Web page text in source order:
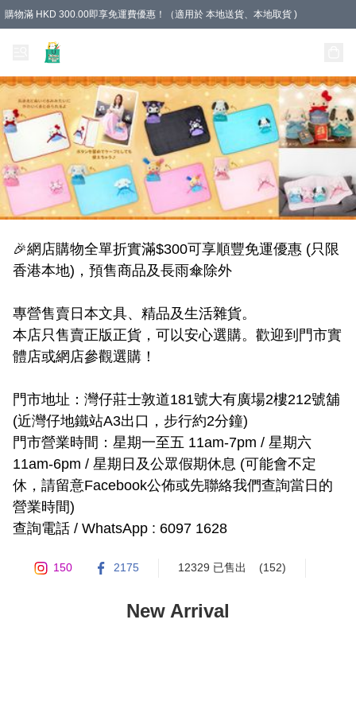
購物滿 HKD 300.00即享免運費優惠！（適用於 本地送貨、本地取貨 )
🎉網店購物全單折實滿$300可享順豐免運優惠 (只限
香港本地)，預售商品及長雨傘除外
專營售賣日本文具、精品及生活雜貨。
本店只售賣正版正貨，可以安心選購。歡迎到門市實
體店或網店參觀選購！
門市地址：灣仔莊士敦道181號大有廣場2樓212號舖
(近灣仔地鐵站A3出口，步行約2分鐘)
門市營業時間：星期一至五 11am-7pm / 星期六
11am-6pm / 星期日及公眾假期休息 (可能會不定
休，請留意Facebook公佈或先聯絡我們查詢當日的
營業時間)
查詢電話 / WhatsApp : 6097 1628
150 2175 12329 已售出 (152)
New Arrival